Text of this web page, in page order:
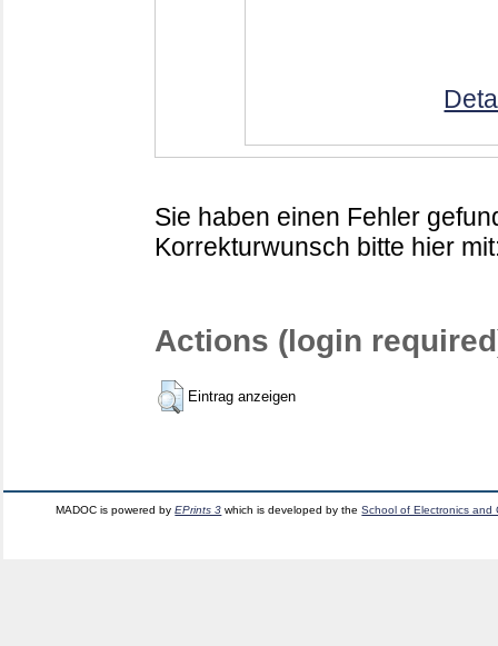
Sie haben einen Fehler
Korrekturwunsch bitte hier
Actions (login
Eintrag anzeigen
MADOC is powered byEPrints 3 which is developed by theSchool of Electronics and